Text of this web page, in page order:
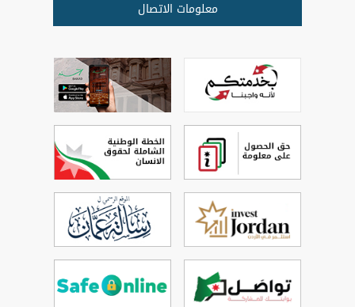
معلومات الاتصال